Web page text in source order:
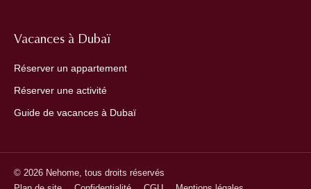
Vacances à Dubaï
Réserver un appartement
Réserver une activité
Guide de vacances à Dubaï
© 2026 Nehome, tous droits réservés